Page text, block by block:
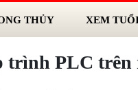
THỦY XEM
trình PLC trên